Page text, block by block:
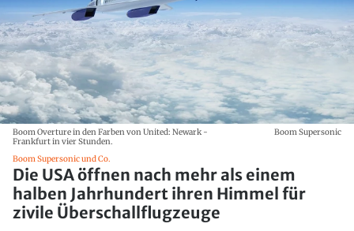
Boom Overture in den Farben von United: Newark -
Frankfurt in vier Stunden.
Boom Supersonic
Boom Supersonic und Co.
Die USA öffnen nach mehr als einem
halben Jahrhundert ihren Himmel für
zivile Überschallflugzeuge